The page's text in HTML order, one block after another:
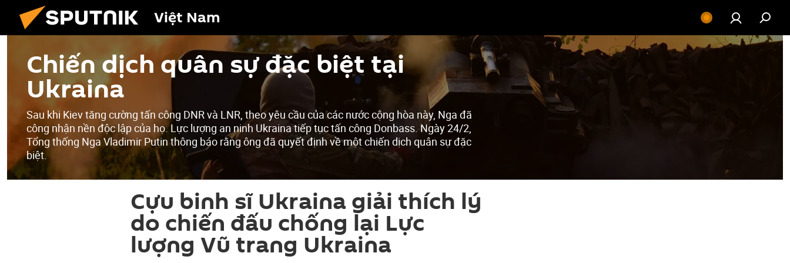
Việt Nam
Chiến dịch quân sự đặc biệt tại
Ukraina
Sau khi Kiev tăng cường tấn công DNR và LNR, theo yêu cầu của các nước cộng hòa này, Nga đã
công nhận nền độc lập của họ. Lực lượng an ninh Ukraina tiếp tục tấn công Donbass. Ngày 24/2,
Tổng thống Nga Vladimir Putin thông báo rằng ông đã quyết định về một chiến dịch quân sự đặc
biệt.
Cựu binh sĩ Ukraina giải thích lý
do chiến đấu chống lại Lực
lượng Vũ trang Ukraina